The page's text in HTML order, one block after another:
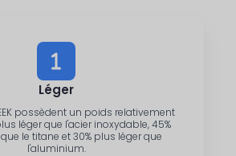
Léger
possèdent un poids relativement
léger que l'acier inoxydable, 45%
le titane et 30% plus léger que
l'aluminium.